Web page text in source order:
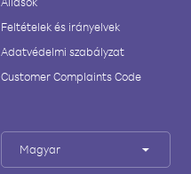
Feltételek és irányelvek
Adatvédelmi szabályzat
Customer Complaints Code
Magyar